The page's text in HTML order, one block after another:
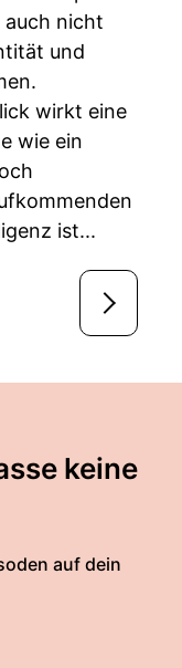
auch nicht
und
wirkt eine
wie ein
ist...
keine
auf dein